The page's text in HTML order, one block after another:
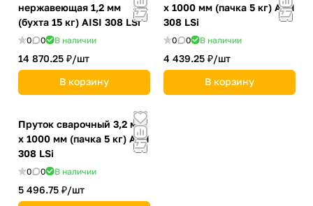
нержавеющая 1,2 мм
(бухта 15 кг) AISI 308 LSi
0 0 В наличии
14 870.25 ₽/шт
В корзину
х 1000 мм (пачка 5 кг) AISI
308 LSi
0 0 В наличии
4 439.25 ₽/шт
В корзину
Пруток сварочный 3,2 мм
х 1000 мм (пачка 5 кг) AISI
308 LSi
0 0 В наличии
5 496.75 ₽/шт